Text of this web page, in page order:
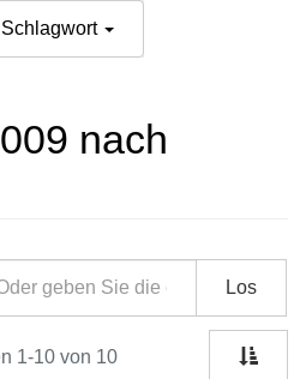
nach
Los
1-10 von 10